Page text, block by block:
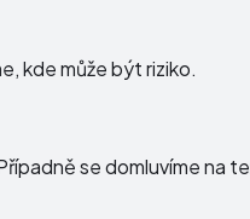
kde může být riziko.
se domluvíme na